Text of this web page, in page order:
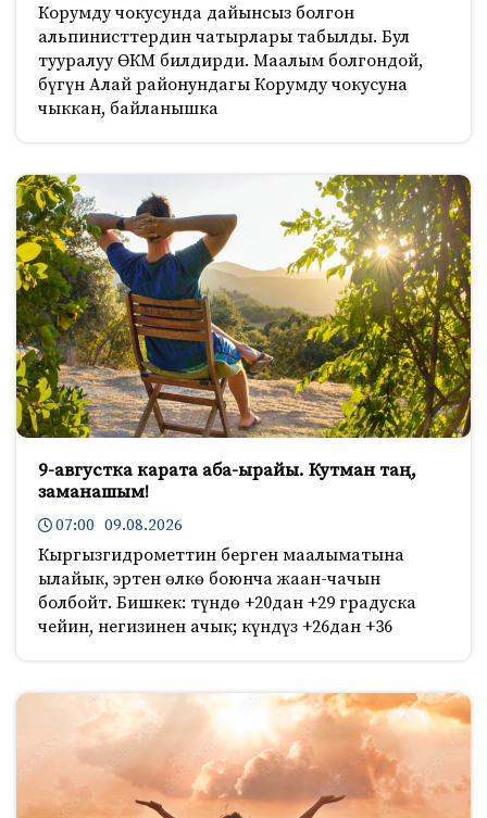
Корумду чокусунда дайынсыз болгон
альпинисттердин чатырлары табылды. Бул
тууралуу ӨКМ билдирди. Маалым болгондой,
бүгүн Алай районундагы Корумду чокусуна
чыккан, байланышка
9-августка карата аба-ырайы. Кутман таң,
заманашым!
07:00 09.08.2026
Кыргызгидрометтин берген маалыматына
ылайык, эртен өлкө боюнча жаан-чачын
болбойт. Бишкек: түндө +20дан +29 градуска
чейин, негизинен ачык; күндүз +26дан +36